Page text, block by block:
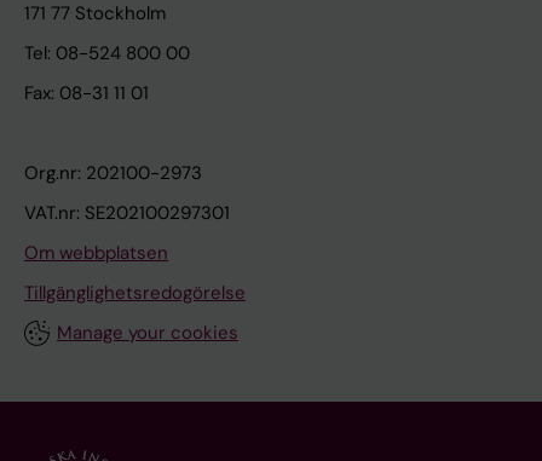
171 77 Stockholm
Tel: 08-524 800 00
Fax: 08-31 11 01
Org.nr: 202100-2973
VAT.nr: SE202100297301
Om webbplatsen
Tillgänglighetsredogörelse
Manage your cookies